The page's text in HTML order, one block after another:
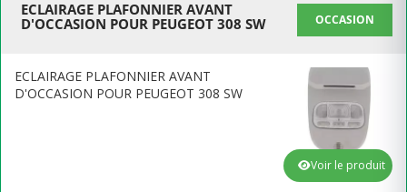
ECLAIRAGE PLAFONNIER AVANT
D'OCCASION POUR PEUGEOT 308 SW
OCCASION
ECLAIRAGE PLAFONNIER AVANT
D'OCCASION POUR PEUGEOT 308 SW
Voir le produit